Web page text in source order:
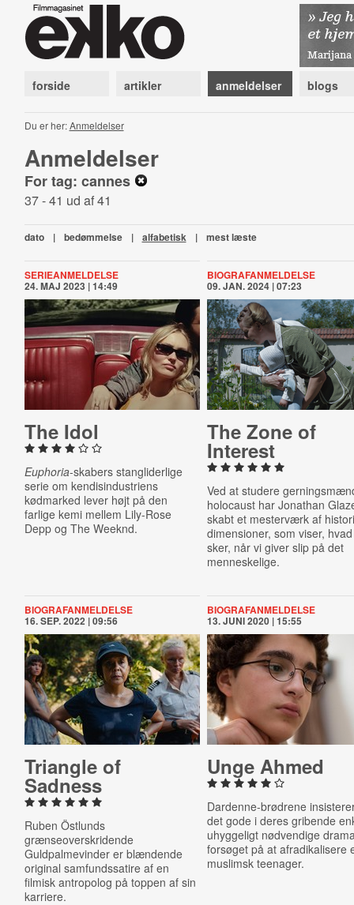
forside artikler anmeldelser blogs
Du er her:Anmeldelser
Anmeldelser
For tag: cannes
37 - 41 ud af 41
dato | bedømmelse | alfabetisk | mest læste
SERIEANMELDELSE
24. MAJ 2023 | 14:49
The Idol
Euphoria-skabers stangliderlige
serie om kendisindustriens
kødmarked lever højt på den
farlige kemi mellem Lily-Rose
Depp og The Weeknd.
BIOGRAFANMELDELSE
09. JAN. 2024 | 07:23
The Zone of
Interest
Ved at studere
holocaust har Jonathan
skabt et mesterværk af
dimensioner, som viser,
sker, når vi giver slip på det
menneskelige.
BIOGRAFANMELDELSE
16. SEP. 2022 | 09:56
Triangle of
Sadness
Ruben Östlunds
grænseoverskridende
Guldpalmevinder er blændende
original samfundssatire af en
filmisk antropolog på toppen af sin
karriere.
BIOGRAFANMELDELSE
13. JUNI 2020 | 15:55
Unge Ahmed
Dardenne-brødrene
det gode i deres gribende
uhyggeligt nødvendige
forsøget på at afradikalisere
muslimsk teenager.